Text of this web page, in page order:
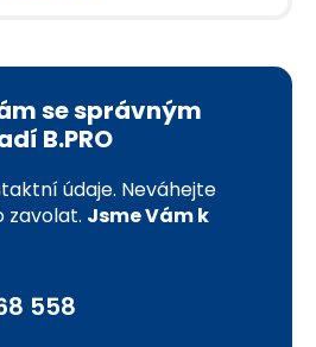
se správným
B.PRO
údaje. Neváhejte
zavolat. Jsme Vám k
558